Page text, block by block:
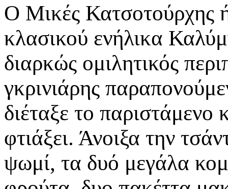
Ο Μικές Κατσοτούρχης
κλασικού ενήλικα
διαρκώς ομιλητικός
γκρινιάρης
διέταξε το παριστάμενο
φτιάξει. Άνοιξα την
ψωμί, τα δυό μεγάλα